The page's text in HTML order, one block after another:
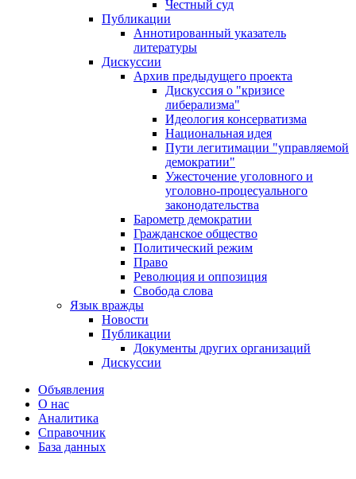
Честный суд
Публикации
Аннотированный указатель
литературы
Дискуссии
Архив предыдущего проекта
Дискуссия о "кризисе
либерализма"
Идеология консерватизма
Национальная идея
Пути легитимации "управляемой
демократии"
Ужесточение уголовного и
уголовно-процесуального
законодательства
Барометр демократии
Гражданское общество
Политический режим
Право
Революция и оппозиция
Свобода слова
Язык вражды
Новости
Публикации
Документы других организаций
Дискуссии
Объявления
О нас
Аналитика
Справочник
База данных